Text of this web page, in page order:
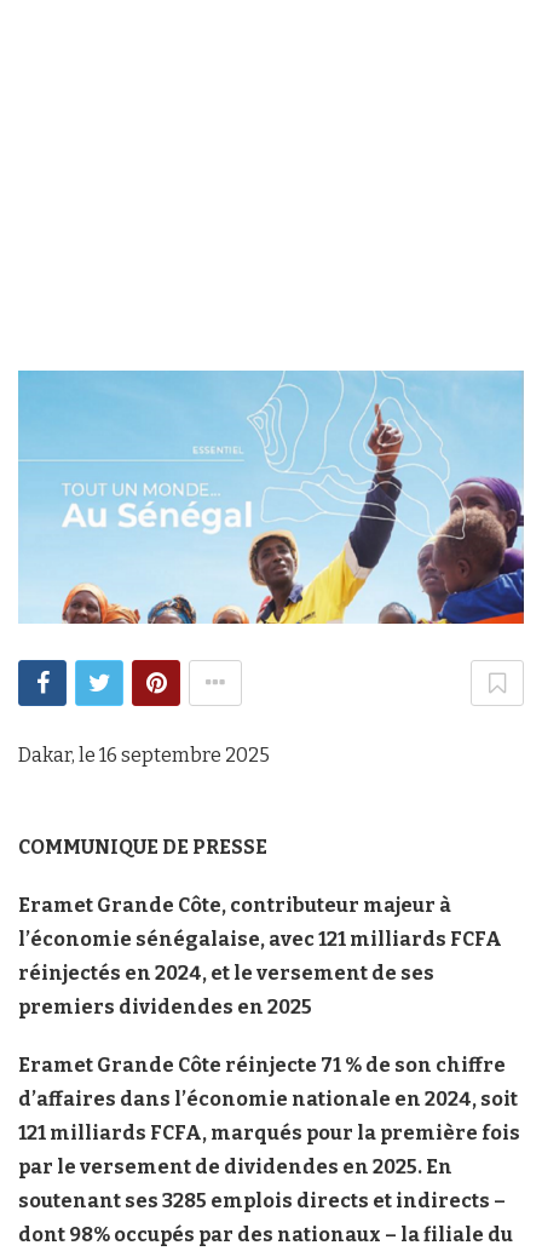
Dakar, le 16 septembre 2025
COMMUNIQUE DE PRESSE
Eramet Grande Côte, contributeur majeur à
l’économie sénégalaise, avec 121 milliards FCFA
réinjectés en 2024, et le versement de ses
premiers dividendes en 2025
Eramet Grande Côte réinjecte 71 % de son chiffre
d’affaires dans l’économie nationale en 2024, soit
121 milliards FCFA, marqués pour la première fois
par le versement de dividendes en 2025. En
soutenant ses 3285 emplois directs et indirects –
dont 98% occupés par des nationaux – la filiale du